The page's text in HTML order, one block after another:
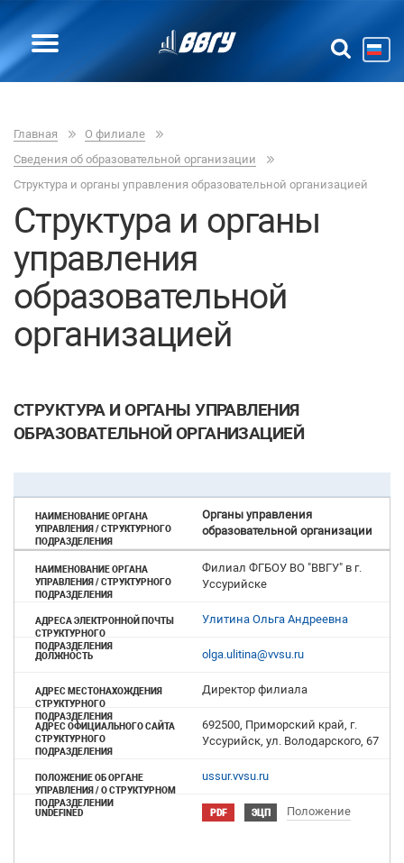
Главная
О филиале
Сведения об образовательной организации
Структура и органы управления образовательной организацией
Структура и органы
управления
образовательной
организацией
СТРУКТУРА И ОРГАНЫ УПРАВЛЕНИЯ
ОБРАЗОВАТЕЛЬНОЙ ОРГАНИЗАЦИЕЙ
Органы управления
образовательной организации
Филиал ФГБОУ ВО "ВВГУ" в г.
Уссурийске
Улитина Ольга Андреевна
olga.ulitina@vvsu.ru
Директор филиала
692500, Приморский край, г.
Уссурийск, ул. Володарского, 67
ussur.vvsu.ru
PDF ЭЦП Положение